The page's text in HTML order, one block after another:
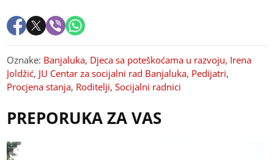
Oznake: Banjaluka, Djeca sa poteškoćama u razvoju, Irena
Joldžić, JU Centar za socijalni rad Banjaluka, Pedijatri,
Procjena stanja, Roditelji,Socijalni radnici
PREPORUKA ZA VAS